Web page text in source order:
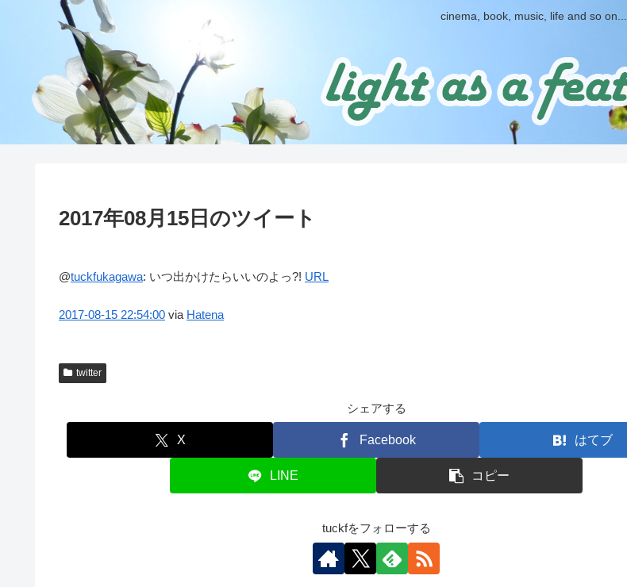
cinema, book, music, life and so on...
2017年08月15日のツイート
@tuckfukagawa: いつ出かけたらいいのよっ?! URL
2017-08-15 22:54:00 via Hatena
twitter
シェアする
X Facebook はてブ
LINE コピー
tuckfをフォローする